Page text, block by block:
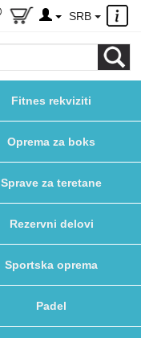
×
SRB
Fitnes rekviziti
Oprema za boks
Sprave za teretane
Rezervni delovi
Sportska oprema
Padel